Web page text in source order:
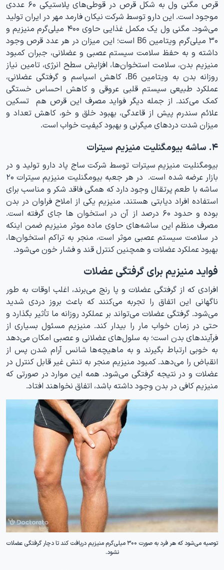
قرص مگنی ول به‌ شکل قرص در قوطی‌های پلاستیکی ۶۰ عددی
موجود است. این دارو توسط شرکت نیکان فارمد مهر در ایران تولید
می‌شود. مگنی ول یک مکمل غذایی حاوی ۴۰۰ میلی‌گرم منیزیم و
۳۰ میلی‌گرم ویتامین B6 است؛ این میزان در هر عدد قرص وجود
داشته و به حفظ سلامت سیستم عصبی و عضلانی، جبران کمبود
منیزیم بدن، سلامت استخوان‌ها، افزایش سطح انرژی، تامین نیاز
روزانه بدن به ویتامین B6، کاهش اسپاسم و گرفتگی عضلانی،
عملکرد طبیعی سیستم قلبی‌ عروقی و کاهش احساس خستگی
کمک می‌کند. از جمله دیگر فواید مصرف این قرص هم تسکین
علائم سندرم پیش از قاعدگی، بهبود خلق و خو، کاهش تعداد و
میزان شدت دردهای میگرنی و بهبود کیفیت خواب است.
۴. ساشه بیومگنلیت منیزیم سیترات
بیومگنلیت منیزیم سیترات توسط شرکت ساج پاد دارو تولید و در
بازار عرضه شده است. در هر جعبه بیومگنلیت منیزیم سیترات ۲۰
ساشه با طعم پرتقال وجود دارد که همگی فاقد شکر و مناسب برای
استفاده افراد دیابتی هستند. منیزیم یکی از املاح فراوان در بدن
بوده و حدود ۶۰ درصد از آن در استخوان ها جای گرفته است.
مصرف منظم این ساشه‌های حاوی ماده موثر منیزیم ضمن اینکه
در سلامت سیستم عصبی موثر است، منجر به تراکم استخوان‌ها،
بهبود عملکرد عضلات و همچنین کنترل قند و فشار خون می‌شود.
فواید منیزیم برای گرفتگی عضلات
افرادی که از گرفتگی عضلات و پا رنج می‌برند، اغلب اوقات به طور
ناگهانی این اتفاق را تجربه می‌کنند که باعث بروز دردی شدید
می‌شود. گرفتگی عضلات می‌تواند بر عملکرد روزانه ما تأثیر بگذارد و
حتی در زمان خواب مار را بیدار کند. منیزیم مسئول بسیاری از
فرآیندهای بدن است؛ به سلول‌های عضلانی و عصبی امکان می‌دهد
به خوبی ارتباط بگیرند و به ماهیچه‌ها شانس آرام شدن پس از
انقباض را می‌دهد. کمبود منیزیم منجر به تنش غیر قابل کنترل در
عضلات و در نتیجه گرفتگی می‌شود. همه این موارد در صورتی که
منیزیم کافی در بدن وجود داشته باشد، اتفاق نخواهند افتاد.
توصیه می‌شود که هر فرد به صورت ۳۰۰ میلی‌گرم منیزیم دریافت کند تا دچار گرفتگی عضلات
نشود.